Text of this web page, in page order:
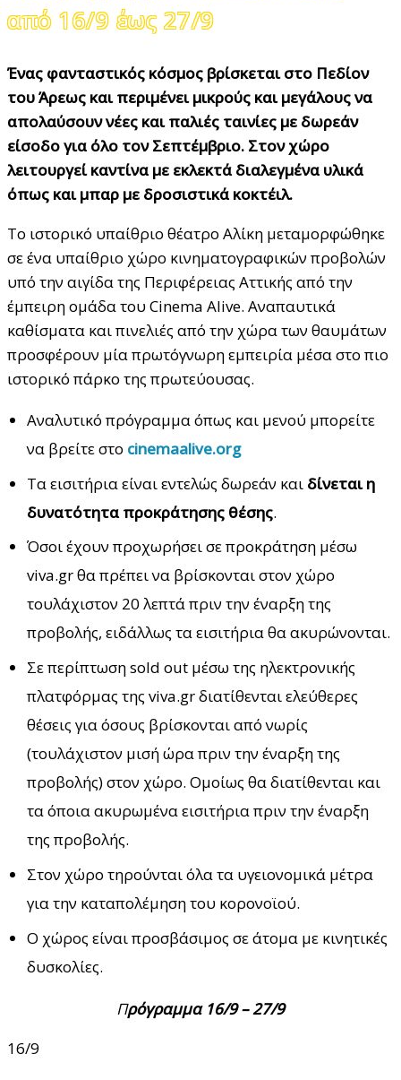
από 16/9 έως 27/9
Ένας φανταστικός κόσμος βρίσκεται στο Πεδίον
του Άρεως και περιμένει μικρούς και μεγάλους να
απολαύσουν νέες και παλιές ταινίες με δωρεάν
είσοδο για όλο τον Σεπτέμβριο. Στον χώρο
λειτουργεί καντίνα με εκλεκτά διαλεγμένα υλικά
όπως και μπαρ με δροσιστικά κοκτέιλ.
Το ιστορικό υπαίθριο θέατρο Αλίκη μεταμορφώθηκε
σε ένα υπαίθριο χώρο κινηματογραφικών προβολών
υπό την αιγίδα της Περιφέρειας Αττικής από την
έμπειρη ομάδα του Cinema Alive. Αναπαυτικά
καθίσματα και πινελιές από την χώρα των θαυμάτων
προσφέρουν μία πρωτόγνωρη εμπειρία μέσα στο πιο
ιστορικό πάρκο της πρωτεύουσας.
Αναλυτικό πρόγραμμα όπως και μενού μπορείτε
να βρείτε στο cinemaalive.org
Τα εισιτήρια είναι εντελώς δωρεάν και δίνεται η
δυνατότητα προκράτησης θέσης.
Όσοι έχουν προχωρήσει σε προκράτηση μέσω
viva.gr θα πρέπει να βρίσκονται στον χώρο
τουλάχιστον 20 λεπτά πριν την έναρξη της
προβολής, ειδάλλως τα εισιτήρια θα ακυρώνονται.
Σε περίπτωση sold out μέσω της ηλεκτρονικής
πλατφόρμας της viva.gr διατίθενται ελεύθερες
θέσεις για όσους βρίσκονται από νωρίς
(τουλάχιστον μισή ώρα πριν την έναρξη της
προβολής) στον χώρο. Ομοίως θα διατίθενται και
τα όποια ακυρωμένα εισιτήρια πριν την έναρξη
της προβολής.
Στον χώρο τηρούνται όλα τα υγειονομικά μέτρα
για την καταπολέμηση του κορονοϊού.
Ο χώρος είναι προσβάσιμος σε άτομα με κινητικές
δυσκολίες.
Πρόγραμμα 16/9 – 27/9
16/9